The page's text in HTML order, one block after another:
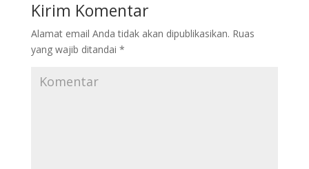
Kirim Komentar
Alamat email Anda tidak akan dipublikasikan. Ruas
yang wajib ditandai *